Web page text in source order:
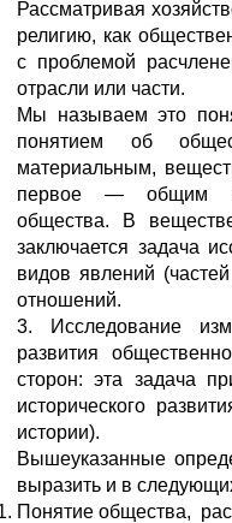
Рассматривая
религию, как
с проблемой
отрасли или части.
Мы называем это
понятием об
материальным,
первое — общим
общества. В
заключается задача
видов явлений
отношений.
3. Исследование
развития
сторон: эта задача
исторического
истории).
Вышеуказанные
выразить и в
Понятие общества,